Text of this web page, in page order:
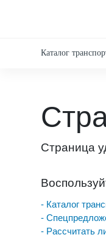
Каталог
Страница
- Каталог
-
- Рассчитать